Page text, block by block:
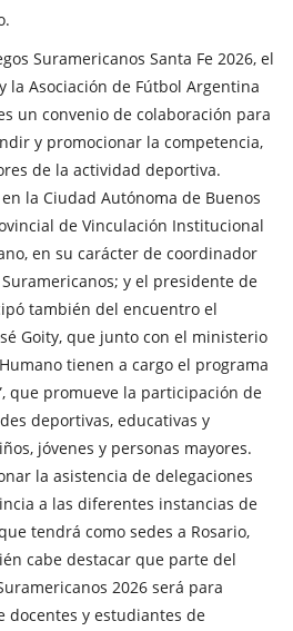
Suramericanos Santa Fe 2026, el
la Asociación de Fútbol Argentina
un convenio de colaboración para
y promocionar la competencia,
de la actividad deportiva.
la Ciudad Autónoma de Buenos
de Vinculación Institucional
en su carácter de coordinador
y el presidente de
también del encuentro el
Goity, que junto con el ministerio
tienen a cargo el programa
que promueve la participación de
deportivas, educativas y
jóvenes y personas mayores.
la asistencia de delegaciones
a las diferentes instancias de
tendrá como sedes a Rosario,
cabe destacar que parte del
2026 será para
y estudiantes de